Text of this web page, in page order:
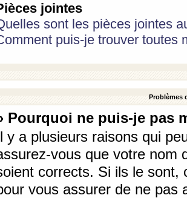
jointes
sont les pièces jointes
puis-je trouver toutes
Problèmes
Pourquoi ne puis-je pas
y a plusieurs raisons qui
vous que votre nom
corrects. Si ils le sont,
vous assurer de ne pas